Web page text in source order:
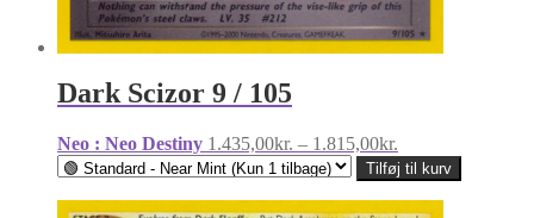
Dark Scizor 9 / 105
Neo : Neo Destiny 1.435,00kr. – 1.815,00kr.
1.435,00kr.
til
1.815,00kr.
Tilføj til kurv